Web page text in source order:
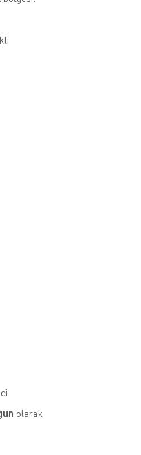
olarak